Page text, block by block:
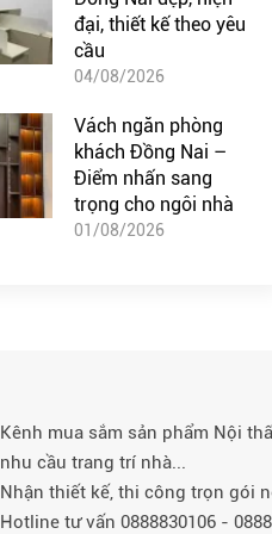
đại, thiết kế theo yêu
cầu
04/08/2026
Vách ngăn phòng
khách Đồng Nai –
Điểm nhấn sang
trọng cho ngôi nhà
01/08/2026
Kênh mua sắm sản phẩm Nội
nhu cầu trang trí nhà...
Nhận thiết kế, thi công trọn gói
Hotline tư vấn 0888830106 -